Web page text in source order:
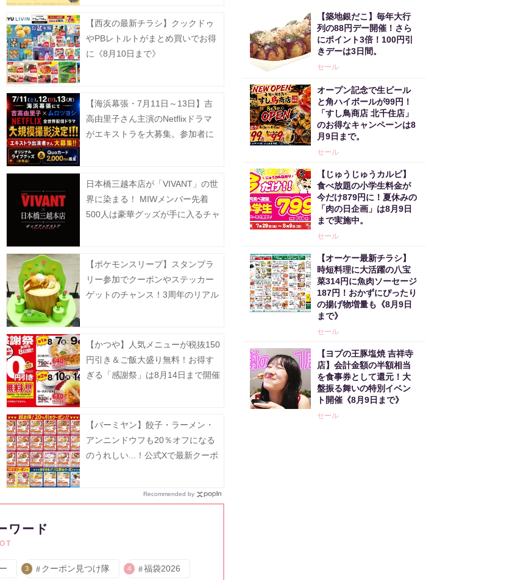
【西友の最新チラシ】クックドゥ
やPBレトルトがまとめ買いでお得
に《8月10日まで》
【海浜幕張・7月11日～13日】吉
高由里子さん主演のNetflixドラマ
がエキストラを大募集。参加者に
日本橋三越本店が「VIVANT」の世
界に染まる！ MIWメンバー先着
500人は豪華グッズが手に入るチャ
【ポケモンスリープ】スタンプラ
リー参加でクーポンやステッカー
ゲットのチャンス！3周年のリアル
【かつや】人気メニューが税抜150
円引き＆ご飯大盛り無料！お得す
ぎる「感謝祭」は8月14日まで開催
【バーミヤン】餃子・ラーメン・
アンニンドウフも20％オフになる
のうれしい...！公式Xで最新クーポ
Recommended by
ワード
3 クーポン見つけ隊 4 福袋2026
【築地銀だこ】毎年大行
列の88円デー開催！さら
にポイント3倍！100円引
きデーは3日間。
セール
オープン記念で生ビール
と角ハイボールが99円！
「すし鳥商店 北千住店」
のお得なキャンペーンは8
月9日まで。
セール
【じゅうじゅうカルビ】
食べ放題の小学生料金が
今だけ879円に！夏休みの
「肉の日企画」は8月9日
まで実施中。
セール
【オーケー最新チラシ】
時短料理に大活躍の八宝
菜314円に魚肉ソーセージ
187円！おかずにぴったり
の揚げ物増量も《8月9日
まで》
セール
【ヨプの王豚塩焼 吉祥寺
店】会計金額の半額相当
を食事券として還元！大
盤振る舞いの特別イベン
ト開催《8月9日まで》
セール